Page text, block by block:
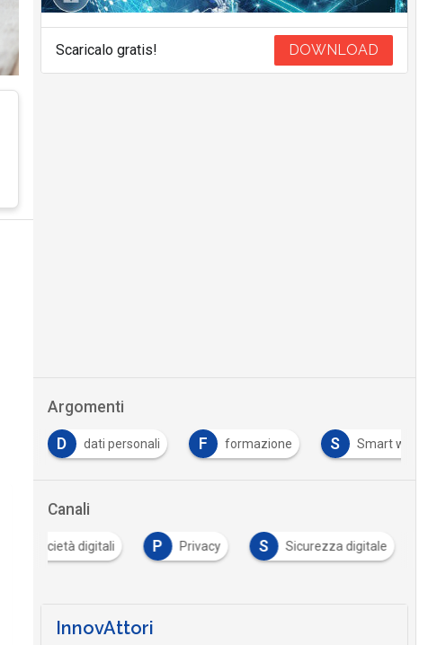
Scaricalo gratis! DOWNLOAD
Argomenti
F formazione S Smart working Tutto su
Canali
e società digitali P Privacy S Sicurezza digitale
InnovAttori